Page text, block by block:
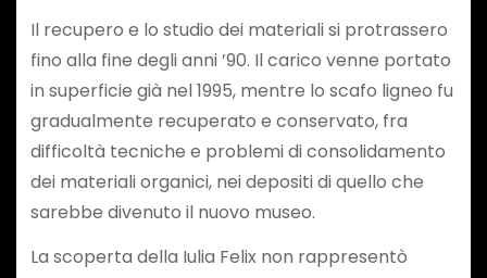
Il recupero e lo studio dei materiali si protrassero
fino alla fine degli anni ’90. Il carico venne portato
in superficie già nel 1995, mentre lo scafo ligneo fu
gradualmente recuperato e conservato, fra
difficoltà tecniche e problemi di consolidamento
dei materiali organici, nei depositi di quello che
sarebbe divenuto il nuovo museo.
La scoperta della Iulia Felix non rappresentò